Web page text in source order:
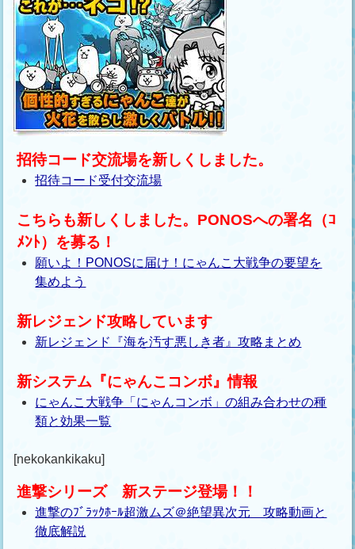
招待コード交流場を新しくしました。
招待コード受付交流場
こちらも新しくしました。PONOSへの署名（ｺ
ﾒﾝﾄ）を募る！
願いよ！PONOSに届け！にゃんこ大戦争の要望を
集めよう
新レジェンド攻略しています
新レジェンド『海を汚す悪しき者』攻略まとめ
新システム『にゃんこコンボ』情報
にゃんこ大戦争「にゃんコンボ」の組み合わせの種
類と効果一覧
[nekokankikaku]
進撃シリーズ 新ステージ登場！！
進撃のﾌﾞﾗｯｸﾎｰﾙ超激ムズ＠絶望異次元 攻略動画と
徹底解説